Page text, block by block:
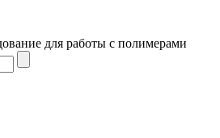
для работы с полимерами